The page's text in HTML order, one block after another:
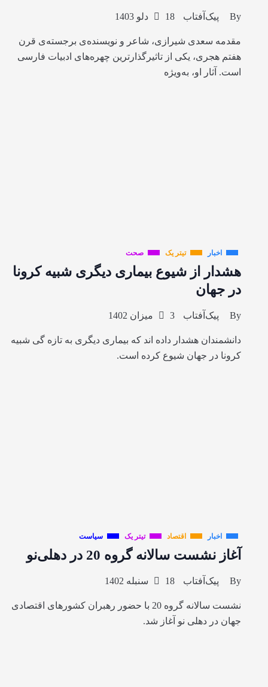
By پیک‌آفتاب 18 دلو 1403
مقدمه سعدی شیرازی، شاعر و نویسنده‌ی برجسته‌ی قرن
هفتم هجری، یکی از تاثیرگذارترین چهره‌های ادبیات فارسی
است. آثار او، به‌ویژه
اخبار تیتر یک صحت
هشدار از شیوع بیماری دیگری شبیه کرونا
در جهان
By پیک‌آفتاب 3 میزان 1402
دانشمندان هشدار داده اند که بیماری دیگری به تازه گی شبیه
کرونا در جهان شیوع کرده است.
اخبار اقتصاد تیتر یک سیاست
آغاز نشست سالانه گروه 20 در دهلی‌نو
By پیک‌آفتاب 18 سنبله 1402
نشست سالانه گروه 20 با حضور رهبران کشورهای اقتصادی
جهان در دهلی نو آغاز شد.